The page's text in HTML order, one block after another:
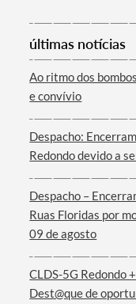
Termo de
últimas notícias
Ao ritmo dos
e convívio
Despacho:
Redondo devido a
Despacho –
Ruas Floridas por
09 de agosto
CLDS-5G Redondo
Dest@que de